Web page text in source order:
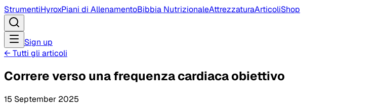
StrumentiHyroxPiani di AllenamentoBibbia NutrizionaleAttrezzaturaArticoliShop
Sign up
← Tutti gli articoli
Correre verso una frequenza cardiaca obiettivo
15 September 2025